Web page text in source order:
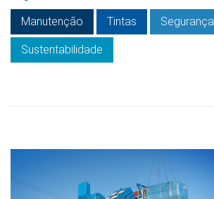
Manutenção
Tintas Segurança
Sustentabilidade